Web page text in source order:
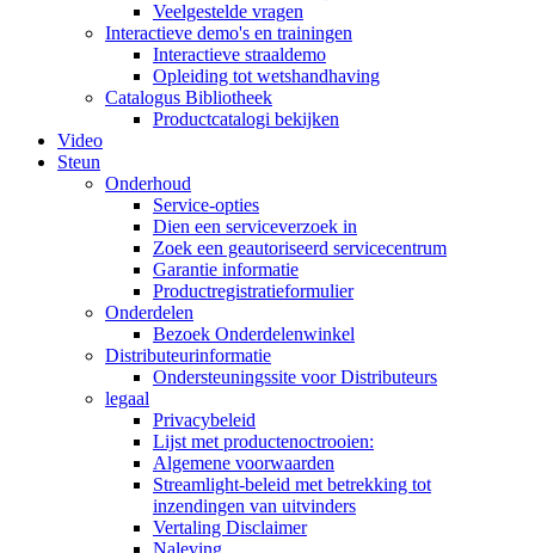
Veelgestelde vragen
Interactieve demo's en trainingen
Interactieve straaldemo
Opleiding tot wetshandhaving
Catalogus Bibliotheek
Productcatalogi bekijken
Video
Steun
Onderhoud
Service-opties
Dien een serviceverzoek in
Zoek een geautoriseerd servicecentrum
Garantie informatie
Productregistratieformulier
Onderdelen
Bezoek Onderdelenwinkel
Distributeurinformatie
Ondersteuningssite voor Distributeurs
legaal
Privacybeleid
Lijst met productenoctrooien:
Algemene voorwaarden
Streamlight-beleid met betrekking tot
inzendingen van uitvinders
Vertaling Disclaimer